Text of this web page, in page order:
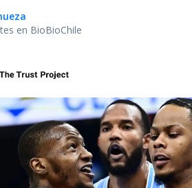
en BioBioChile